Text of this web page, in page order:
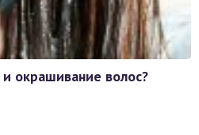
окрашивание волос?